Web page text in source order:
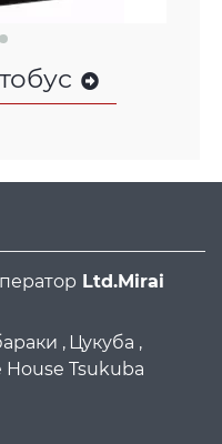
Ltd.Mirai
, Цукуба ,
House Tsukuba